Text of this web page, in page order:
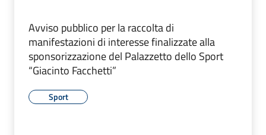
Avviso pubblico per la raccolta di
manifestazioni di interesse finalizzate alla
sponsorizzazione del Palazzetto dello Sport
“Giacinto Facchetti”
Sport